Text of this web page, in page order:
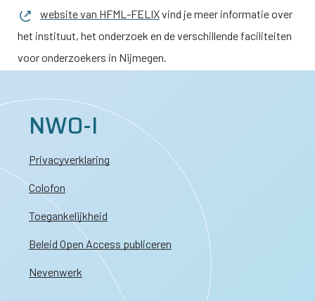
website van HFML-FELIXvind je meer informatie over
het instituut, het onderzoek en de verschillende faciliteiten
voor onderzoekers in Nijmegen.
NWO-I
Privacyverklaring
Colofon
Toegankelijkheid
Beleid Open Access publiceren
Nevenwerk